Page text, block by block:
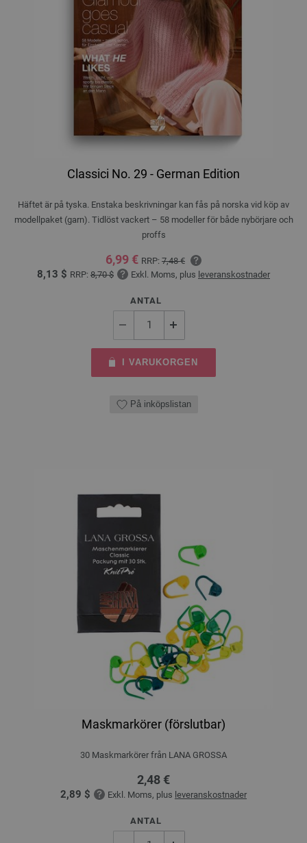
Classici No. 29 - German Edition
Häftet är på tyska. Enstaka beskrivningar kan fås på norska vid köp av
modellpaket (garn). Tidlöst vackert – 58 modeller för både nybörjare och
proffs
6,99 € RRP: 7,48 €
8,13 $ RRP: 8,70 $ Exkl. Moms, plus leveranskostnader
ANTAL
I VARUKORGEN
På inköpslistan
Maskmarkörer (förslutbar)
30 Maskmarkörer från LANA GROSSA
2,48 €
2,89 $ Exkl. Moms, plus leveranskostnader
ANTAL